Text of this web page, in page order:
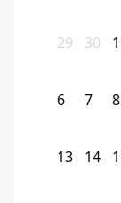
29 30 1
6 7 8
13 14